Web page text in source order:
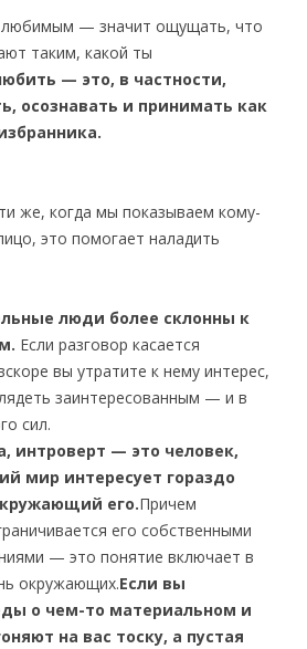
любимым — значит ощущать, что
таким, какой ты
— это, в частности,
осознавать и принимать как
же, когда мы показываем кому-
это помогает наладить
люди более склонны к
Если разговор касается
вы утратите к нему интерес,
заинтересованным — и в
сил.
интроверт — это человек,
мир интересует гораздо
его.Причем
его собственными
— это понятие включает в
окружающих.Если вы
о чем-то материальном и
на вас тоску, а пустая